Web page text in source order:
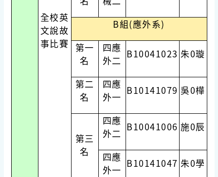
全校英
文說故
事比賽
B組(應外系)
第一
名
四應
外二
B10041023 朱0璇
第二
名
四應
外一
B10141079 吳0樺
第三
名
四應
外二
B10041006 施0辰
四應
外一
B10141047 朱0學